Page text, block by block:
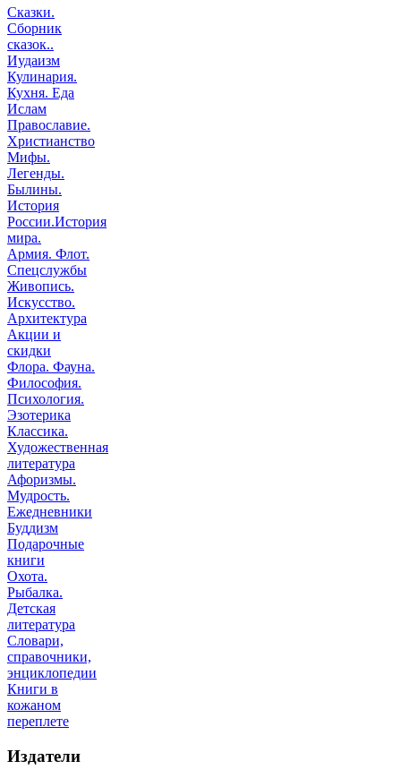
Сказки.
Сборник
сказок..
Иудаизм
Кулинария.
Кухня. Еда
Ислам
Православие.
Христианство
Мифы.
Легенды.
Былины.
История
России.История
мира.
Армия. Флот.
Спецслужбы
Живопись.
Искусство.
Архитектура
Акции и
скидки
Флора. Фауна.
Философия.
Психология.
Эзотерика
Классика.
Художественная
литература
Афоризмы.
Мудрость.
Ежедневники
Буддизм
Подарочные
книги
Охота.
Рыбалка.
Детская
литература
Словари,
справочники,
энциклопедии
Книги в
кожаном
переплете
Издатели